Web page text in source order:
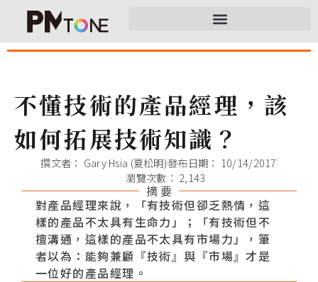
不懂技術的產品經理，該
如何拓展技術知識？
撰文者： Gary Hsia (夏松明)發布日期： 10/14/2017
瀏覽次數： 2,143
摘 要
對產品經理來說，「有技術但卻乏熱情，這
樣的產品不太具有生命力」；「有技術但不
擅溝通，這樣的產品不太具有市場力」，筆
者以為：能夠兼顧『技術』與『市場』才是
一位好的產品經理。